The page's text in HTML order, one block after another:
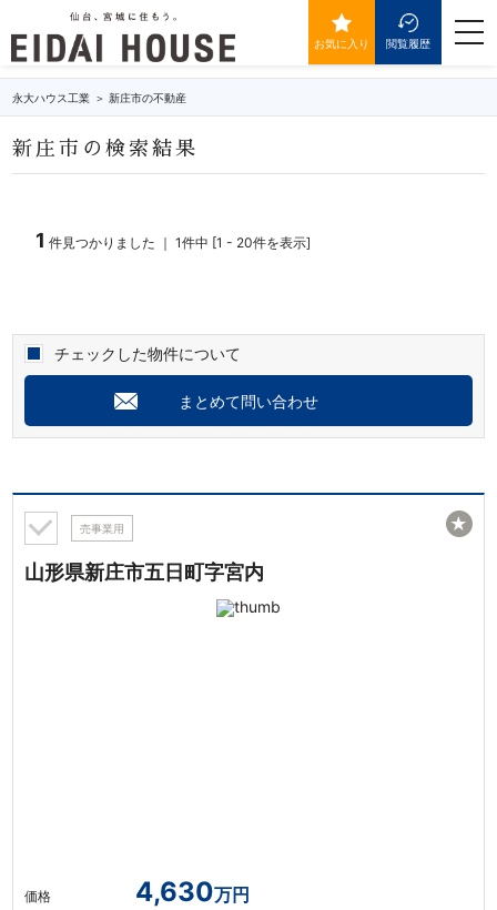
お気に入り 閲覧履歴
永大ハウス工業 新庄市の不動産
新庄市の検索結果
1 件見つかりました ｜ 1件中 [1 - 20件を表示]
チェックした物件について
まとめて問い合わせ
売事業用
山形県新庄市五日町字宮内
価格 4,630万円
★